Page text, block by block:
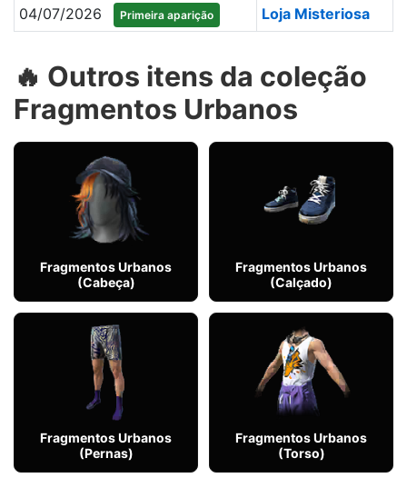
04/07/2026 Primeira aparição Loja Misteriosa
🔥 Outros itens da coleção
Fragmentos Urbanos
Fragmentos Urbanos
(Cabeça)
Fragmentos Urbanos
(Calçado)
Fragmentos Urbanos
(Pernas)
Fragmentos Urbanos
(Torso)